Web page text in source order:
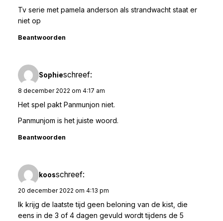
Tv serie met pamela anderson als strandwacht staat er
niet op
Beantwoorden
Sophieschreef:
8 december 2022 om 4:17 am
Het spel pakt Panmunjon niet.
Panmunjom is het juiste woord.
Beantwoorden
koosschreef:
20 december 2022 om 4:13 pm
Ik krijg de laatste tijd geen beloning van de kist, die
eens in de 3 of 4 dagen gevuld wordt tijdens de 5